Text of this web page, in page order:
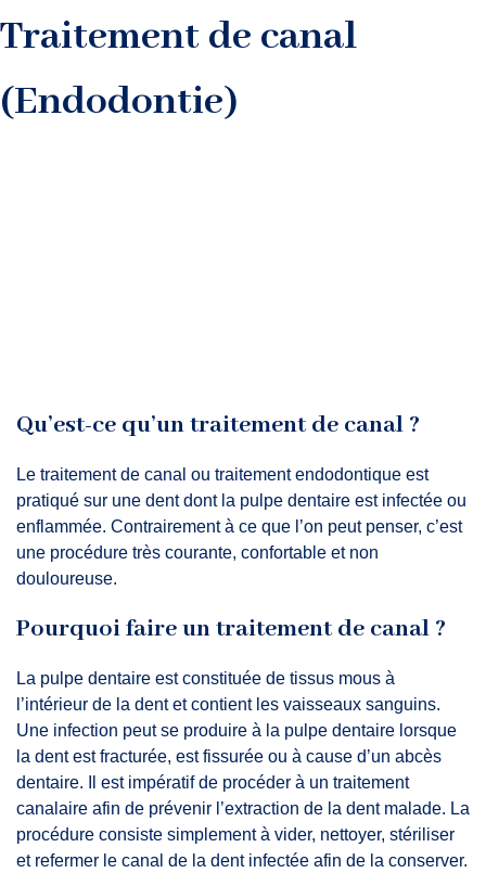
Traitement de canal
(Endodontie)
Qu’est-ce qu’un traitement de canal ?
Le traitement de canal ou traitement endodontique est
pratiqué sur une dent dont la pulpe dentaire est infectée ou
enflammée. Contrairement à ce que l’on peut penser, c’est
une procédure très courante, confortable et non
douloureuse.
Pourquoi faire untraitement de canal ?
La pulpe dentaire est constituée de tissus mous à
l’intérieur de la dent et contient les vaisseaux sanguins.
Une infection peut se produire à la pulpe dentaire lorsque
la dent est fracturée, est fissurée ou à cause d’un abcès
dentaire. Il est impératif de procéder à un traitement
canalaire afin de prévenir l’extraction de la dent malade. La
procédure consiste simplement à vider, nettoyer, stériliser
et refermer le canal de la dent infectée afin de la conserver.